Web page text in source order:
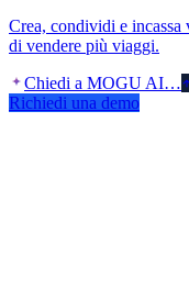
Crea, condividi e
di vendere più viaggi.
Chiedi a MOGU AI…
Richiedi una demo